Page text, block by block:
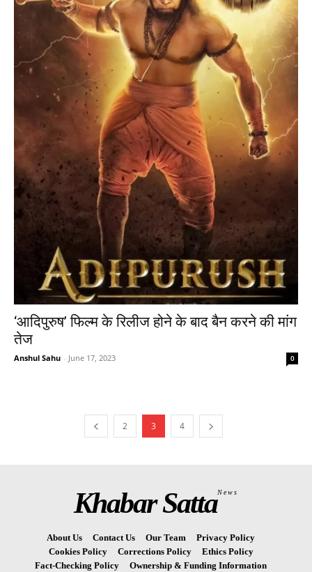
‘आदिपुरुष’ फिल्म के रिलीज होने के बाद बैन करने की मांग
तेज
Anshul Sahu - June 17, 2023 0
2 3 4
Khabar SattaNews
About Us Contact Us Our Team
Privacy Policy
Cookies Policy
Corrections Policy
Ethics Policy
Fact-Checking Policy
Ownership & Funding Information